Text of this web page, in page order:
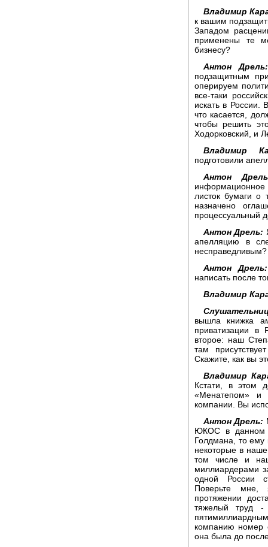
Владимир
к вашим
Западом
применены те
бизнесу?
Антон Дрель:
подзащитным
оперируем
все-таки
искать в России.
что касается,
чтобы решить
Ходорковский, и
Владимир
подготовили
Антон
листок бумаги о
назначено
процессуальный
Антон Дрель:
апелляцию в
несправедливым?
Антон Дрель:
написать после
Владимир
вышла книжка
приватизации
второе: наш
там
Скажите, как вы
Владимир
Кстати, в этом
«Менатепом» и
компании. Вы
Антон Дрель:
ЮКОС в данном
Голдмана, то ему
некоторые в
том числе и
миллиардерами
одной России
Поверьте мне,
протяжении
тяжелый труд -
компанию номер
она была до